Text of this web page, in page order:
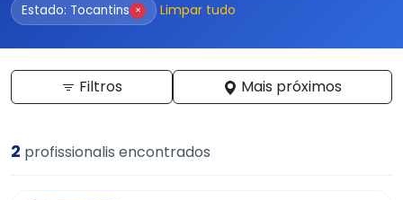
Estado: Tocantins × Limpar tudo
Filtros Mais próximos
2 profissionalis encontrados